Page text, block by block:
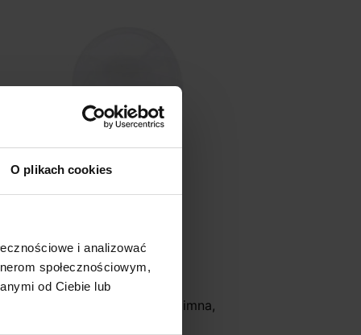
O plikach cookies
i analizować
społecznościowym,
od Ciebie lub
LED E27 18W ciepła, zimna,